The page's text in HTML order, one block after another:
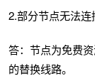
2.部分节点无法连
答：节点为免费
的替换线路。